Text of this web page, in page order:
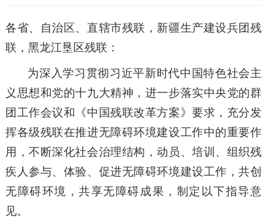
各省、自治区、直辖市残联，新疆生产建设兵团残
联，黑龙江垦区残联：
为深入学习贯彻习近平新时代中国特色社会主
义思想和党的十九大精神，进一步落实中央党的群
团工作会议和《中国残联改革方案》要求，充分发
挥各级残联在推进无障碍环境建设工作中的重要作
用，不断深化社会治理结构，动员、培训、组织残
疾人参与、体验、促进无障碍环境建设工作，共创
无障碍环境，共享无障碍成果，制定以下指导意
见。